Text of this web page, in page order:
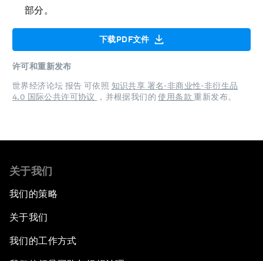
部分。
下载PDF文件
许可和重新发布
世界经济论坛 报告 可依照 知识共享 署名-非商业性-非衍生品
4.0 国际公共许可协议
，并根据我们的使用条款重新发布。
关于我们
我们的策略
关于我们
我们的工作方式